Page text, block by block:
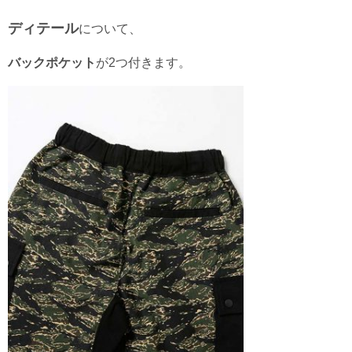
ディテールについて、
バックポケット が2つ付きます。